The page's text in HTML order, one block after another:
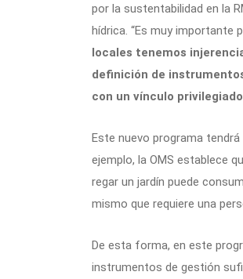
por la sustentabilidad en la
hídrica. “Es muy importante
locales tenemos
definición de
con un vínculo
Este nuevo programa
ejemplo, la OMS establece
regar un jardín puede
mismo que requiere una
De esta forma, en este
instrumentos de gestión